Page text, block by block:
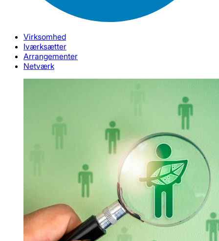
Virksomhed
Iværksætter
Arrangementer
Netværk